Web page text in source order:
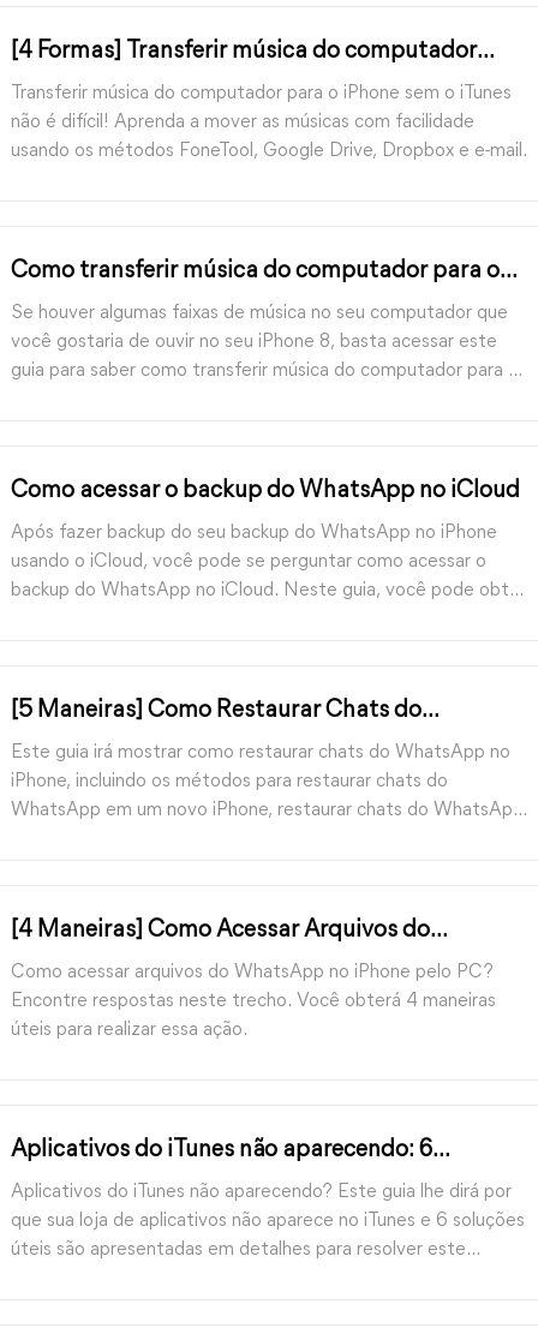
[4 Formas] Transferir música do computador
para o iPhone sem o iTunes
Transferir música do computador para o iPhone sem o iTunes
não é difícil! Aprenda a mover as músicas com facilidade
usando os métodos FoneTool, Google Drive, Dropbox e e-mail.
Como transferir música do computador para o
iPhone
Se houver algumas faixas de música no seu computador que
você gostaria de ouvir no seu iPhone 8, basta acessar este
guia para saber como transferir música do computador para o
Como acessar o backup do WhatsApp no iCloud
Após fazer backup do seu backup do WhatsApp no iPhone
usando o iCloud, você pode se perguntar como acessar o
backup do WhatsApp no iCloud. Neste guia, você pode obter
[5 Maneiras] Como Restaurar Chats do
WhatsApp no iPhone
Este guia irá mostrar como restaurar chats do WhatsApp no
iPhone, incluindo os métodos para restaurar chats do
WhatsApp em um novo iPhone, restaurar chats do WhatsApp
[4 Maneiras] Como Acessar Arquivos do
WhatsApp no iPhone a partir do PC
Como acessar arquivos do WhatsApp no iPhone pelo PC?
Encontre respostas neste trecho. Você obterá 4 maneiras
úteis para realizar essa ação.
Aplicativos do iTunes não aparecendo: 6
soluções para resolver agora mesmo
Aplicativos do iTunes não aparecendo? Este guia lhe dirá por
que sua loja de aplicativos não aparece no iTunes e 6 soluções
úteis são apresentadas em detalhes para resolver este